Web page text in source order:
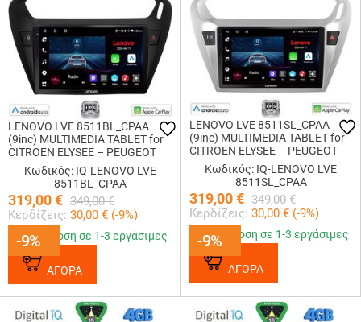
-9%
LENOVO LVE 8511BL_CPAA
(9inc) MULTIMEDIA TABLET for
CITROEN ELYSEE – PEUGEOT
301 mod. 2013-2026 (BLACK)
Κωδικός: IQ-LENOVO LVE
8511BL_CPAA
319,00€ 349,00 €
Κερδίζεις: 30,00 € (-9%)
-9%
Παράδοση σε 1-3 εργάσιμες
ΑΓΟΡΑ
-9%
LENOVO LVE 8511SL_CPAA
(9inc) MULTIMEDIA TABLET for
CITROEN ELYSEE – PEUGEOT
301 mod. 2013-2026 (SILVER)
Κωδικός: IQ-LENOVO LVE
8511SL_CPAA
319,00€ 349,00 €
Κερδίζεις: 30,00 € (-9%)
-9%
Παράδοση σε 1-3 εργάσιμες
ΑΓΟΡΑ